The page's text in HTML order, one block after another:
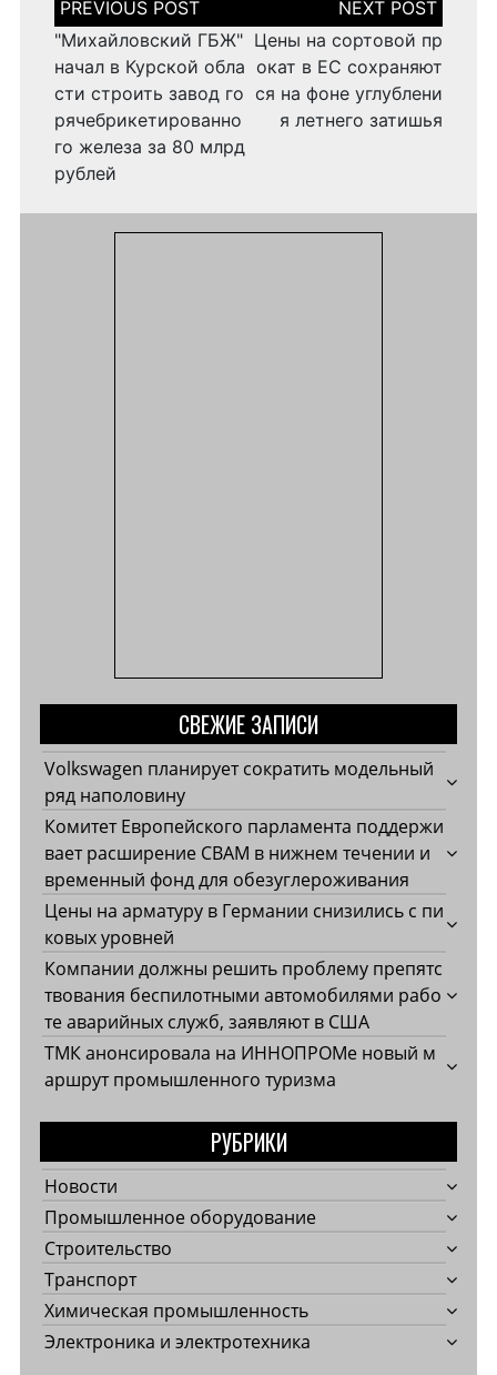
а
в
и
а
ц
и
я
п
о
"Михайловский ГБЖ"
начал в Курской обла
сти строить завод го
рячебрикетированно
го железа за 80 млрд
рублей
Цены на сортовой пр
окат в ЕС сохраняют
ся на фоне углублени
я летнего затишья
СВЕЖИЕ ЗАПИСИ
Volkswagen планирует сократить модельный
ряд наполовину
Комитет Европейского парламента поддержи
вает расширение CBAM в нижнем течении и
временный фонд для обезуглероживания
Цены на арматуру в Германии снизились с пи
ковых уровней
Компании должны решить проблему препятс
твования беспилотными автомобилями рабо
те аварийных служб, заявляют в США
ТМК анонсировала на ИННОПРОМе новый м
аршрут промышленного туризма
РУБРИКИ
Новости
Промышленное оборудование
Строительство
Транспорт
Химическая промышленность
Электроника и электротехника